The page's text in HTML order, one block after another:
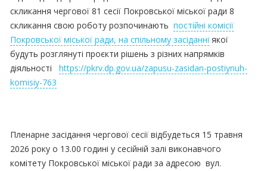
скликання чергової 81 сесії Покровської міської ради 8
скликання свою роботу розпочинаютьпостійні комісії
Покровської міської ради, на спільному засіданні якої
будуть розглянуті проєкти рішень з різних напрямків
діяльностіhttps://pkrv.dp.gov.ua/zapusu-zasidan-postiynuh-
komisiy-763
Пленарне засідання чергової сесії відбудеться 15 травня
2026 року о 13.00 годині у сесійній залі виконавчого
комітету Покровської міської ради за адресою вул.